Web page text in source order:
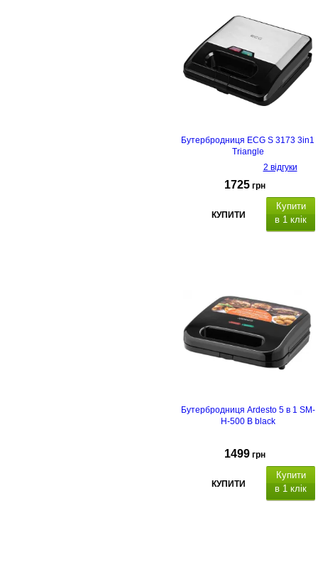
Бутербродниця ECG S 3173 3in1
Triangle
2 відгуки
1725 грн
КУПИТИ
Купити
в 1 клік
Бутербродниця Ardesto 5 в 1 SM-
H-500 B black
1499 грн
КУПИТИ
Купити
в 1 клік